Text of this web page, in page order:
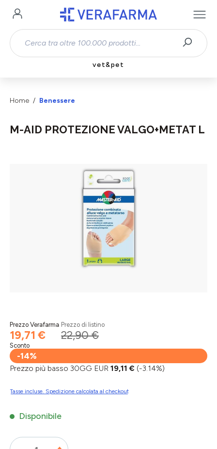
Passa al contenuto principale
vet&pet
Home Benessere
M-AID PROTEZIONE VALGO+METAT L
Prezzo Verafarma
19,71 €
Prezzo di listino
22,90 €
Sconto
-14%
Prezzo più basso 30GG EUR 19,11 € (-3.14%)
Tasse incluse. Spedizione calcolata al checkout
Disponibile